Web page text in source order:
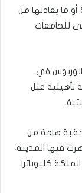
أو ما يعادلها من
للجامعات
في
قبل
حقبة هامة من
فيها المدينة،
كليوباترا.